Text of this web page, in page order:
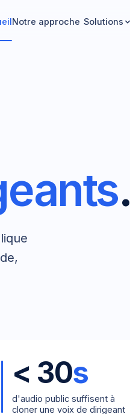
Notre approche Solutions
.
< 30s
d'audio public suffisent à
cloner une voix de dirigeant